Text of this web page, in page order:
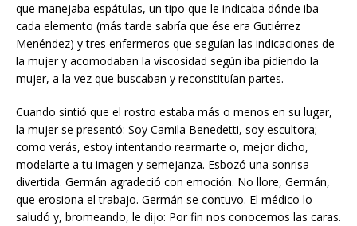
que manejaba espátulas, un tipo que le indicaba dónde iba
cada elemento (más tarde sabría que ése era Gutiérrez
Menéndez) y tres enfermeros que seguían las indicaciones de
la mujer y acomodaban la viscosidad según iba pidiendo la
mujer, a la vez que buscaban y reconstituían partes.
Cuando sintió que el rostro estaba más o menos en su lugar,
la mujer se presentó: Soy Camila Benedetti, soy escultora;
como verás, estoy intentando rearmarte o, mejor dicho,
modelarte a tu imagen y semejanza. Esbozó una sonrisa
divertida. Germán agradeció con emoción. No llore, Germán,
que erosiona el trabajo. Germán se contuvo. El médico lo
saludó y, bromeando, le dijo: Por fin nos conocemos las caras.